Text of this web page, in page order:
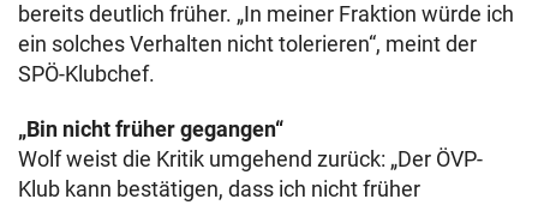
bereits deutlich früher. „In meiner Fraktion würde ich
ein solches Verhalten nicht tolerieren“, meint der
SPÖ-Klubchef.
„Bin nicht früher gegangen“
Wolf weist die Kritik umgehend zurück: „Der ÖVP-
Klub kann bestätigen, dass ich nicht früher